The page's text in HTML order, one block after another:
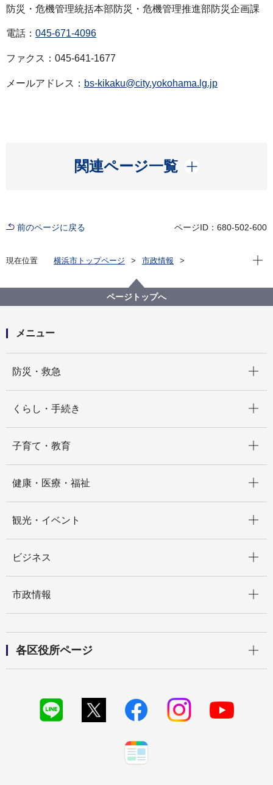
防災・危機管理統括本部防災・危機管理推進部防災企画課
電話： 045-671-4096
ファクス：045-641-1677
メールアドレス： bs-kikaku@city.yokohama.lg.jp
関連ページ一覧
開く
前のページに戻る ページID：680-502-600
現在位置 横浜市トップページ
市政情報
首都圏における「地震防災対策等の充実強化」及び
「国民保護の推進」に係る国への提案の実施について
現在
ページトップへ
メニュー
防災・救急
くらし・手続き
子育て・教育
健康・医療・福祉
観光・イベント
ビジネス
市政情報
各区役所ページ